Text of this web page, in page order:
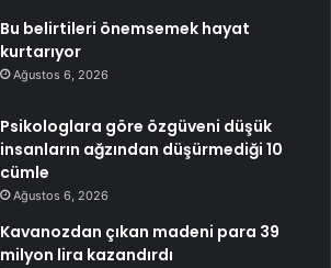
Bu belirtileri önemsemek hayat
kurtarıyor
Ağustos 6, 2026
Psikologlara göre özgüveni düşük
insanların ağzından düşürmediği 10
cümle
Ağustos 6, 2026
Kavanozdan çıkan madeni para 39
milyon lira kazandırdı